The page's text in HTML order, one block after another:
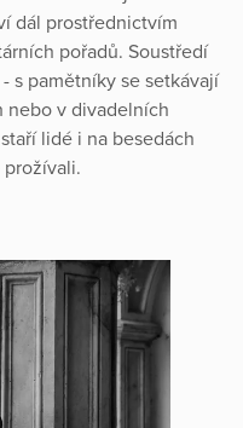
dál prostřednictvím
pořadů. Soustředí
s pamětníky se setkávají
nebo v divadelních
lidé i na besedách